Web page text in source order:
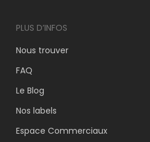
PLUS D’INFOS
Nous trouver
FAQ
Le Blog
Nos labels
Espace Commerciaux